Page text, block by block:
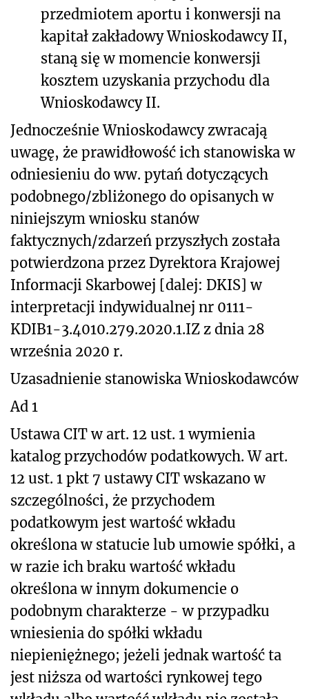
przedmiotem aportu i konwersji na
kapitał zakładowy Wnioskodawcy II,
staną się w momencie konwersji
kosztem uzyskania przychodu dla
Wnioskodawcy II.
Jednocześnie Wnioskodawcy zwracają
uwagę, że prawidłowość ich stanowiska w
odniesieniu do ww. pytań dotyczących
podobnego/zbliżonego do opisanych w
niniejszym wniosku stanów
faktycznych/zdarzeń przyszłych została
potwierdzona przez Dyrektora Krajowej
Informacji Skarbowej [dalej: DKIS] w
interpretacji indywidualnej nr 0111-
KDIB1-3.4010.279.2020.1.IZ z dnia 28
września 2020 r.
Uzasadnienie stanowiska Wnioskodawców
Ad 1
Ustawa CIT w art. 12 ust. 1 wymienia
katalog przychodów podatkowych. W art.
12 ust. 1 pkt 7 ustawy CIT wskazano w
szczególności, że przychodem
podatkowym jest wartość wkładu
określona w statucie lub umowie spółki, a
w razie ich braku wartość wkładu
określona w innym dokumencie o
podobnym charakterze - w przypadku
wniesienia do spółki wkładu
niepieniężnego; jeżeli jednak wartość ta
jest niższa od wartości rynkowej tego